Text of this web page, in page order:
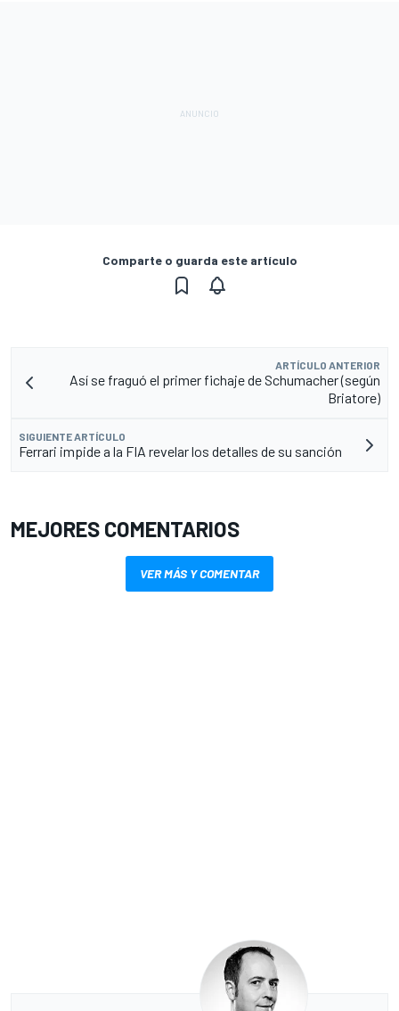
Comparte o guarda este artículo
ARTÍCULO ANTERIOR
Así se fraguó el primer fichaje de Schumacher (según
Briatore)
SIGUIENTE ARTÍCULO
Ferrari impide a la FIA revelar los detalles de su sanción
MEJORES COMENTARIOS
VER MÁS Y COMENTAR